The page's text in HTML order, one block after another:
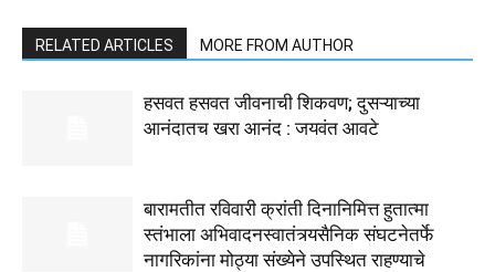
RELATED ARTICLES MORE FROM AUTHOR
हसवत हसवत जीवनाची शिकवण; दुसऱ्याच्या
आनंदातच खरा आनंद : जयवंत आवटे
बारामतीत रविवारी क्रांती दिनानिमित्त हुतात्मा
स्तंभाला अभिवादनस्वातंत्र्यसैनिक संघटनेतर्फे
नागरिकांना मोठ्या संख्येने उपस्थित राहण्याचे